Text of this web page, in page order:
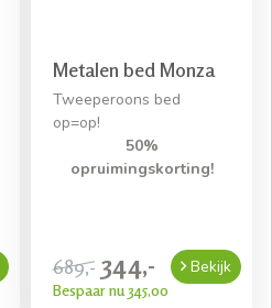
Metalen bed Monza
Tweeperoons bed
op=op!
50%
opruimingskorting!
689,- 344,-
Bespaar nu 345,00
Bekijk